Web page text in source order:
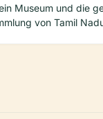
Museum und die
von Tamil